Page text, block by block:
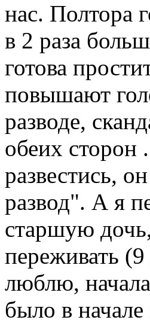
нас. Полтора
в 2 раза
готова
повышают
разводе,
обеих сторон
развестись,
развод". А я
старшую
переживать
люблю,
было в